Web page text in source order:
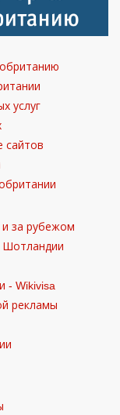
услуг
сайтов
за рубежом
Шотландии
- Wikivisa
рекламы